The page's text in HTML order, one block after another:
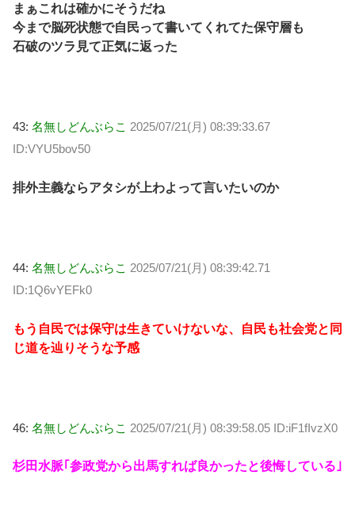
まぁこれは確かにそうだね
今まで脳死状態で自民って書いてくれてた保守層も
石破のツラ見て正気に返った
43: 名無しどんぶらこ 2025/07/21(月) 08:39:33.67
ID:VYU5bov50
排外主義ならアタシが上わよって言いたいのか
44: 名無しどんぶらこ 2025/07/21(月) 08:39:42.71
ID:1Q6vYEFk0
もう自民では保守は生きていけないな、自民も社会党と同
じ道を辿りそうな予感
46: 名無しどんぶらこ 2025/07/21(月) 08:39:58.05 ID:iF1fIvzX0
杉田水脈｢参政党から出馬すれば良かったと後悔している｣